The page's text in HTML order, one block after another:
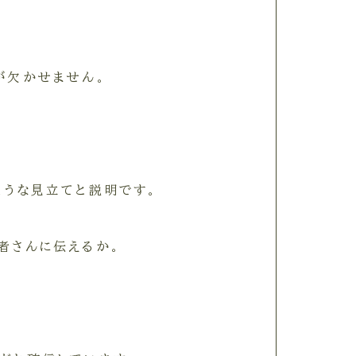
かせません。
な見立てと説明です。
んに伝えるか。